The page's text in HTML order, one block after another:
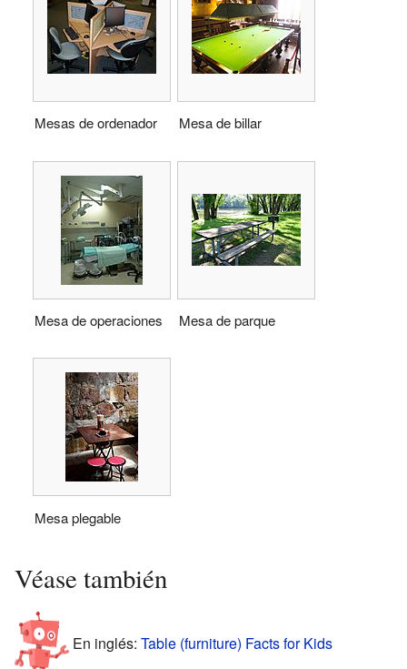
Mesas de ordenador Mesa de billar
Mesa de operaciones Mesa de parque
Mesa plegable
Véase también
En inglés: Table (furniture) Facts for Kids